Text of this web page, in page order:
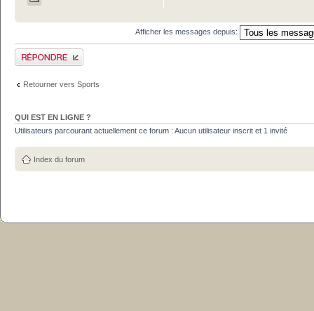
Afficher les messages depuis:
Publier une réponse
Retourner vers Sports
QUI EST EN LIGNE ?
Utilisateurs parcourant actuellement ce forum : Aucun utilisateur inscrit et 1 invité
Index du forum